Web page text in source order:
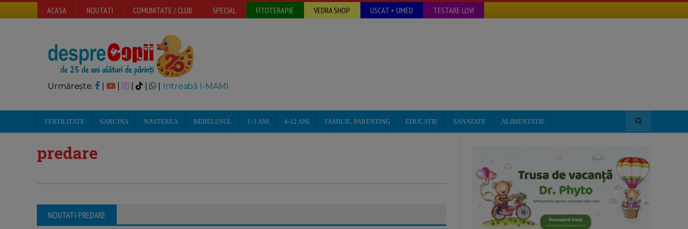
ACASA NOUTATI COMUNITATE / CLUB SPECIAL FITOTERAPIE VEDRA SHOP USCAT + UMED TESTARE LOVI
Urmărește: | | Intreabă I-MAMI
FERTILITATE SARCINA NASTEREA BEBELUSUL 1-3 ANI 4-12 ANI FAMILIE, PARENTING EDUCATIE SANATATE ALIMENTATIE
predare
NOUTATI PREDARE